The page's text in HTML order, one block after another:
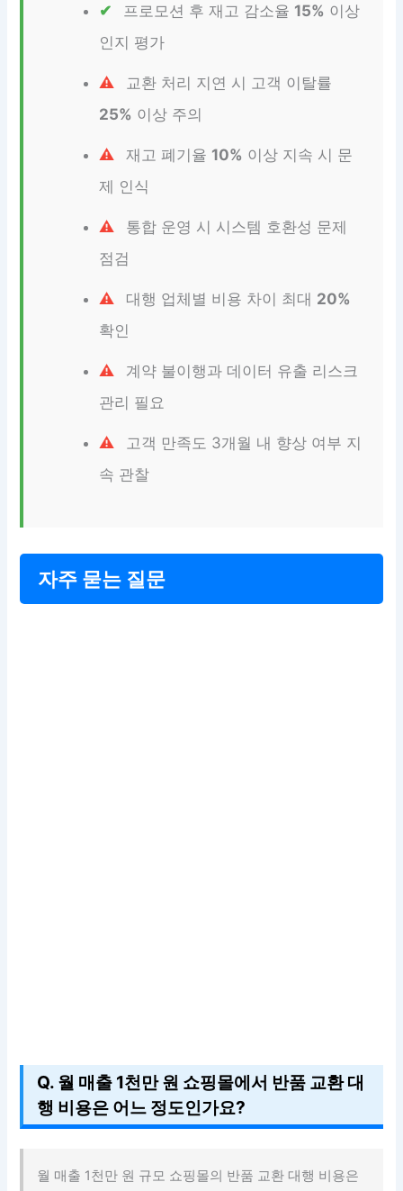
프로모션 후 재고 감소율 15% 이상
인지 평가
교환 처리 지연 시 고객 이탈률
25% 이상 주의
재고 폐기율 10% 이상 지속 시 문
제 인식
통합 운영 시 시스템 호환성 문제
점검
대행 업체별 비용 차이 최대 20%
확인
계약 불이행과 데이터 유출 리스크
관리 필요
고객 만족도 3개월 내 향상 여부 지
속 관찰
자주 묻는 질문
Q. 월 매출 1천만 원 쇼핑몰에서 반품 교환 대
행 비용은 어느 정도인가요?
월 매출 1천만 원 규모 쇼핑몰의 반품 교환 대행 비용은